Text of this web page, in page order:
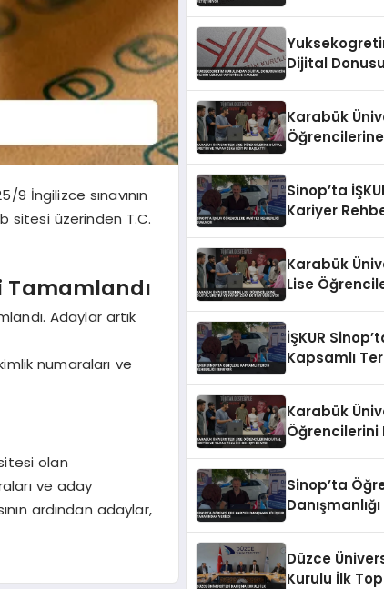
İngilizce sınavının
sitesi üzerinden T.C.
Tamamlandı
Adaylar artık
numaraları ve
olan
ve aday
ardından adaylar,
Dijital
Karabük
Sinop’ta
Kariyer
Karabük
Lise
İŞKUR
Kapsamlı
Karabük
Öğrencilerini
Sinop’ta
Danışmanlığı
Düzce
Kurulu İlk